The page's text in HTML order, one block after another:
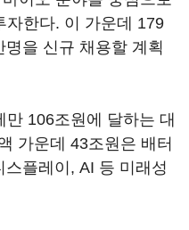
자한다. 이 가운데 179
을 신규 채용할 계획
106조원에 달하는 대
가운데 43조원은 배터
플레이, AI 등 미래성